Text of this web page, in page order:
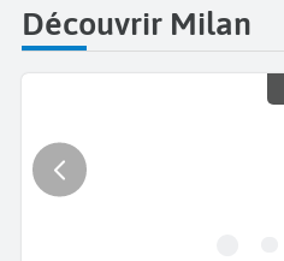
Découvrir Milan